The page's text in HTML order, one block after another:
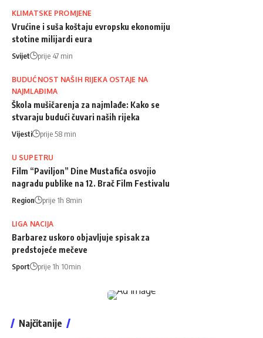
KLIMATSKE PROMJENE
Vrućine i suša koštaju evropsku ekonomiju
stotine milijardi eura
Svijet prije 47 min
BUDUĆNOST NAŠIH RIJEKA OSTAJE NA
NAJMLAĐIMA
Škola mušičarenja za najmlađe: Kako se
stvaraju budući čuvari naših rijeka
Vijesti prije 58 min
U SUPETRU
Film “Paviljon” Dine Mustafića osvojio
nagradu publike na 12. Brač Film Festivalu
Region prije 1h 8min
LIGA NACIJA
Barbarez uskoro objavljuje spisak za
predstojeće mečeve
Sport prije 1h 10min
Najčitanije